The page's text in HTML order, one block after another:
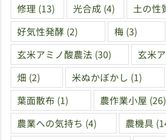
修理 (13) 光合成 (4) 土の性
好気性発酵 (2) 梅 (3)
玄米アミノ酸農法 (30) 玄米
畑 (2) 米ぬかぼかし (1)
葉面散布 (1) 農作業小屋 (26)
農業への気持ち (4) 農機具